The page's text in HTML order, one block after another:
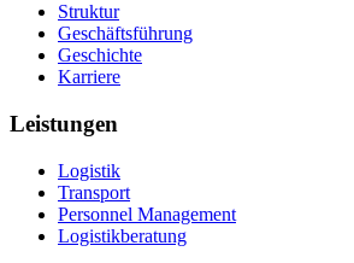
Struktur
Geschäftsführung
Geschichte
Karriere
Leistungen
Logistik
Transport
Personnel Management
Logistikberatung